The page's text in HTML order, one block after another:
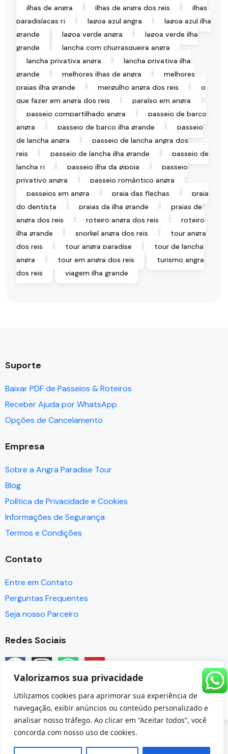
Valorizamos sua privacidade
Utilizamos cookies para aprimorar sua experiência de
navegação, exibir anúncios ou conteúdo personalizado e
analisar nosso tráfego. Ao clicar em “Aceitar todos”, você
concorda com nosso uso de cookies.
ilhas de angra
ilhas de angra dos reis
ilhas
paradisíacas rj
lagoa azul angra
lagoa azul ilha
grande
lagoa verde angra
lagoa verde ilha
grande
lancha com churrasqueira angra
lancha privativa angra
lancha privativa ilha
grande
melhores ilhas de angra
melhores
praias ilha grande
mergulho angra dos reis
o
que fazer em angra dos reis
paraíso em angra
passeio compartilhado angra
passeio de barco
angra
passeio de barco ilha grande
passeio
de lancha angra
passeio de lancha angra dos
reis
passeio de lancha ilha grande
passeio de
lancha rj
passeio ilha da gipoia
passeio
privativo angra
passeio romântico angra
passeios em angra
praia das flechas
praia
do dentista
praias da ilha grande
praias de
angra dos reis
roteiro angra dos reis
roteiro
ilha grande
snorkel angra dos reis
tour angra
dos reis
tour angra paradise
tour de lancha
angra
tour em angra dos reis
turismo angra
dos reis
viagem ilha grande
Suporte
Baixar PDF de Passeios & Roteiros
Receber Ajuda por WhatsApp
Opções de Cancelamento
Empresa
Sobre a Angra Paradise Tour
Blog
Política de Privacidade e Cookies
Informações de Segurança
Termos e Condições
Contato
Entre em Contato
Perguntas Frequentes
Seja nosso Parceiro
Redes Sociais
© Copyright Angra Paradise Tour - CNPJ 32.237.149/0001-
PT